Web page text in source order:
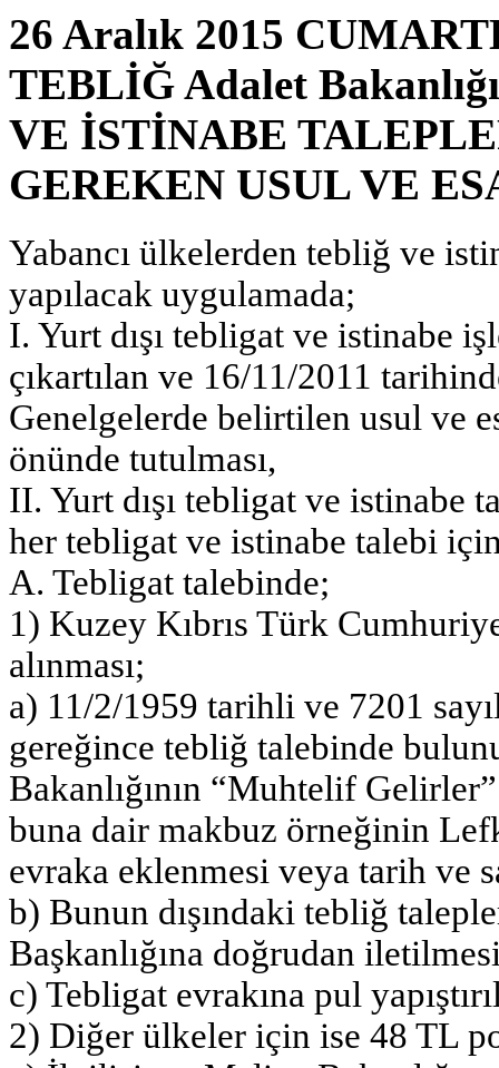
26 Aralık 2015
TEBLİĞ Adalet
VE İSTİNABE
GEREKEN USUL VE
Yabancı ülkelerden tebliğ ve
yapılacak uygulamada;
I. Yurt dışı tebligat ve istinabe
çıkartılan ve 16/11/2011
Genelgelerde belirtilen usul ve
önünde tutulması,
II. Yurt dışı tebligat ve istinabe
her tebligat ve istinabe talebi
A. Tebligat talebinde;
1) Kuzey Kıbrıs Türk
alınması;
a) 11/2/1959 tarihli ve 7201
gereğince tebliğ talebinde
Bakanlığının “Muhtelif Gelirler”
buna dair makbuz örneğinin
evraka eklenmesi veya tarih ve
b) Bunun dışındaki tebliğ
Başkanlığına doğrudan
c) Tebligat evrakına pul
2) Diğer ülkeler için ise 48 TL